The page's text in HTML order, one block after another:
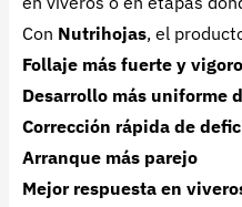
Con Nutrihojas, el
Follaje más fuerte y
Desarrollo más uniforme
Corrección rápida de
Arranque más parejo
Mejor respuesta en